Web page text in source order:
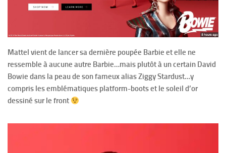
Mattel vient de lancer sa dernière poupée Barbie et elle ne
ressemble à aucune autre Barbie…mais plutôt à un certain David
Bowie dans la peau de son fameux alias Ziggy Stardust…y
compris les emblématiques platform-boots et le soleil d’or
dessiné sur le front